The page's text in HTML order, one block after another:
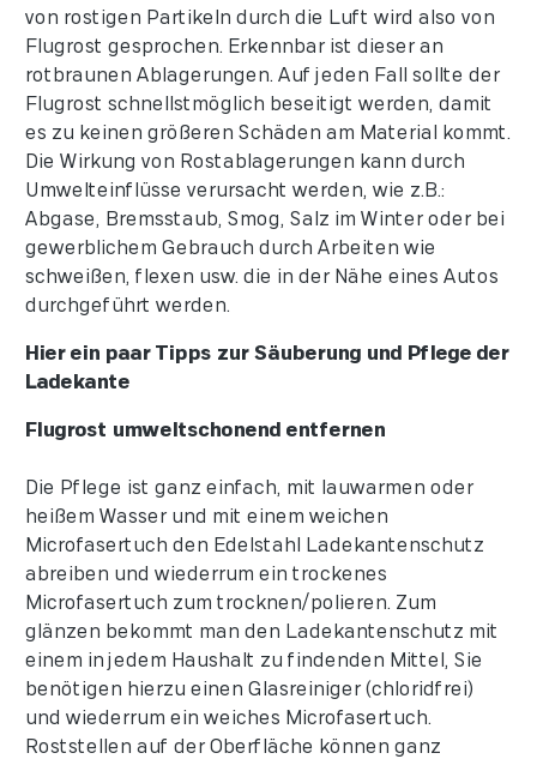
von rostigen Partikeln durch die Luft wird also von
Flugrost gesprochen. Erkennbar ist dieser an
rotbraunen Ablagerungen. Auf jeden Fall sollte der
Flugrost schnellstmöglich beseitigt werden, damit
es zu keinen größeren Schäden am Material kommt.
Die Wirkung von Rostablagerungen kann durch
Umwelteinflüsse verursacht werden, wie z.B.:
Abgase, Bremsstaub, Smog, Salz im Winter oder bei
gewerblichem Gebrauch durch Arbeiten wie
schweißen, flexen usw. die in der Nähe eines Autos
durchgeführt werden.
Hier ein paar Tipps zur Säuberung und Pflege der
Ladekante
Flugrost umweltschonend entfernen
Die Pflege ist ganz einfach, mit lauwarmen oder
heißem Wasser und mit einem weichen
Microfasertuch den Edelstahl Ladekantenschutz
abreiben und wiederrum ein trockenes
Microfasertuch zum trocknen/polieren. Zum
glänzen bekommt man den Ladekantenschutz mit
einem in jedem Haushalt zu findenden Mittel, Sie
benötigen hierzu einen Glasreiniger (chloridfrei)
und wiederrum ein weiches Microfasertuch.
Roststellen auf der Oberfläche können ganz